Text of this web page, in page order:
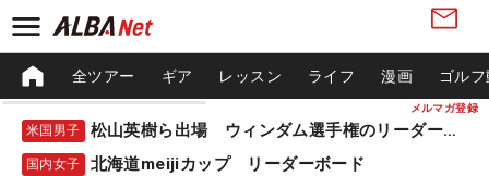
メルマガ登録
全ツアー ギア レッスン ライフ 漫画 ゴル
米国男子 松山英樹ら出場 ウィンダム選手権のリーダーボード
国内女子 北海道meijiカップ リーダーボード